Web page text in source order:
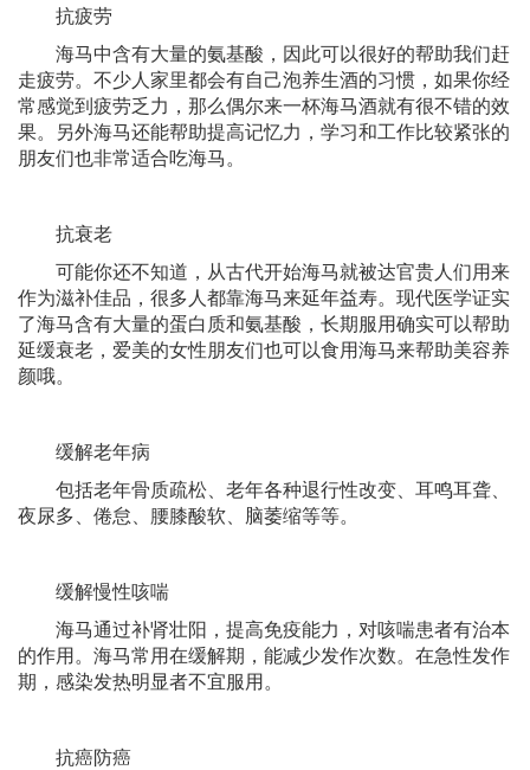
抗疲劳
海马中含有大量的氨基酸，因此可以很好的帮助我们赶
走疲劳。不少人家里都会有自己泡养生酒的习惯，如果你经
常感觉到疲劳乏力，那么偶尔来一杯海马酒就有很不错的效
果。另外海马还能帮助提高记忆力，学习和工作比较紧张的
朋友们也非常适合吃海马。
抗衰老
可能你还不知道，从古代开始海马就被达官贵人们用来
作为滋补佳品，很多人都靠海马来延年益寿。现代医学证实
了海马含有大量的蛋白质和氨基酸，长期服用确实可以帮助
延缓衰老，爱美的女性朋友们也可以食用海马来帮助美容养
颜哦。
缓解老年病
包括老年骨质疏松、老年各种退行性改变、耳鸣耳聋、
夜尿多、倦怠、腰膝酸软、脑萎缩等等。
缓解慢性咳喘
海马通过补肾壮阳，提高免疫能力，对咳喘患者有治本
的作用。海马常用在缓解期，能减少发作次数。在急性发作
期，感染发热明显者不宜服用。
抗癌防癌